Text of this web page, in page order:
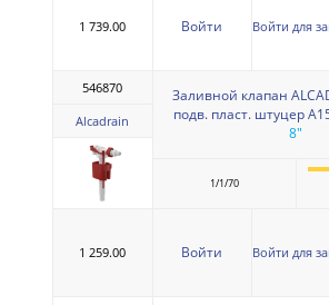
1 739.00 Войти Войти для
546870
Alcadrain
Заливной клапан
подв. пласт. штуцер
8"
1/1/70
1 259.00 Войти Войти для